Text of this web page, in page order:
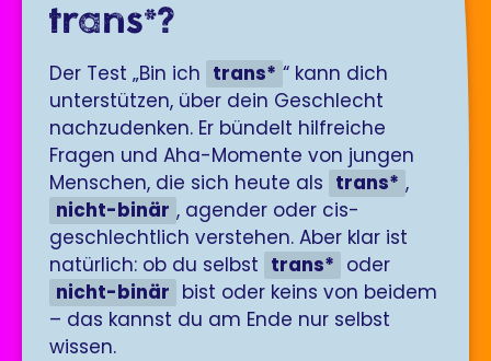
trans*?
Der Test „Bin ich trans* “ kann dich
unterstützen, über dein Geschlecht
nachzudenken. Er bündelt hilfreiche
Fragen und Aha-Momente von jungen
Menschen, die sich heute als trans* ,
nicht-binär , agender oder cis-
geschlechtlich verstehen. Aber klar ist
natürlich: ob du selbst trans* oder
nicht-binär bist oder keins von beidem
– das kannst du am Ende nur selbst
wissen.